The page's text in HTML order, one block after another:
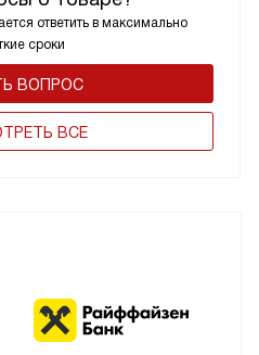
ответить в максимально
сроки
ВОПРОС
ВСЕ